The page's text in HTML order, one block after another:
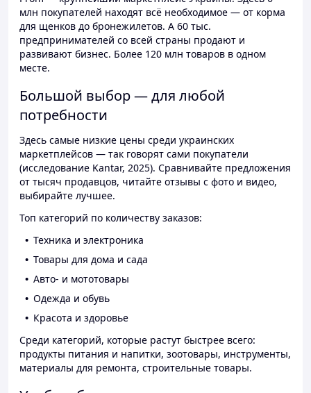
млн покупателей находят всё необходимое — от корма
для щенков до бронежилетов. А 60 тыс.
предпринимателей со всей страны продают и
развивают бизнес. Более 120 млн товаров в одном
месте.
Большой выбор — для любой
потребности
Здесь самые низкие цены среди украинских
маркетплейсов — так говорят сами покупатели
(исследование Kantar, 2025). Сравнивайте предложения
от тысяч продавцов, читайте отзывы с фото и видео,
выбирайте лучшее.
Топ категорий по количеству заказов:
Техника и электроника
Товары для дома и сада
Авто- и мототовары
Одежда и обувь
Красота и здоровье
Среди категорий, которые растут быстрее всего:
продукты питания и напитки, зоотовары, инструменты,
материалы для ремонта, строительные товары.